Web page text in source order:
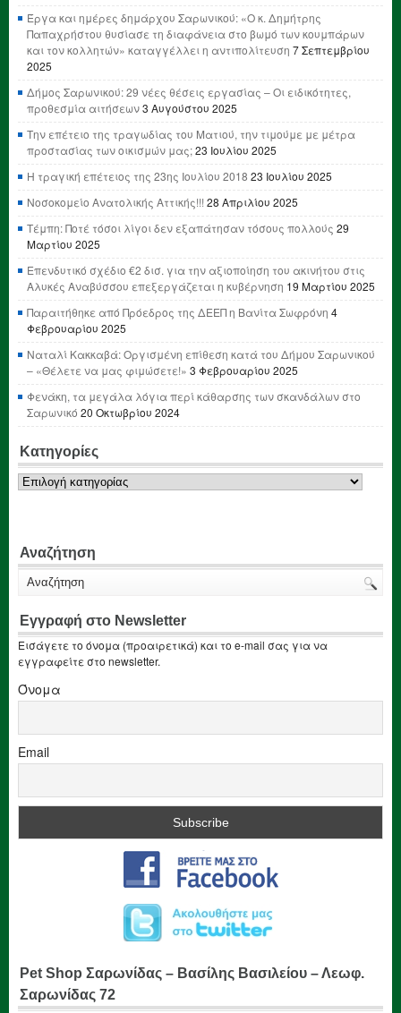
Έργα και ημέρες δημάρχου Σαρωνικού: «Ο κ. Δημήτρης
Παπαχρήστου θυσίασε τη διαφάνεια στο βωμό των κουμπάρων
και τον κολλητών» καταγγέλλει η αντιπολίτευση 7 Σεπτεμβρίου
2025
Δήμος Σαρωνικού: 29 νέες θέσεις εργασίας – Οι ειδικότητες,
προθεσμία αιτήσεων3 Αυγούστου 2025
Την επέτειο της τραγωδίας του Ματιού, την τιμούμε με μέτρα
προστασίας των οικισμών μας;23 Ιουλίου 2025
Η τραγική επέτειος της 23ης Ιουλίου 2018 23 Ιουλίου 2025
Νοσοκομείο Ανατολικής Αττικής!!! 28 Απριλίου 2025
Τέμπη: Ποτέ τόσοι λίγοι δεν εξαπάτησαν τόσους πολλούς 29
Μαρτίου 2025
Επενδυτικό σχέδιο €2 δισ. για την αξιοποίηση του ακινήτου στις
Αλυκές Αναβύσσου επεξεργάζεται η κυβέρνηση 19 Μαρτίου 2025
Παραιτήθηκε από Πρόεδρος της ΔΕΕΠ η Βανίτα Σωφρόνη 4
Φεβρουαρίου 2025
Ναταλί Κακκαβά: Οργισμένη επίθεση κατά του Δήμου Σαρωνικού
– «Θέλετε να μας φιμώσετε!» 3 Φεβρουαρίου 2025
Φενάκη, τα μεγάλα λόγια περί κάθαρσης των σκανδάλων στο
Σαρωνικό 20 Οκτωβρίου 2024
Κατηγορίες
Κατηγορίες
Αναζήτηση
Εγγραφή στο Newsletter
Εισάγετε το όνομα (προαιρετικά) και το e-mail σας για να
εγγραφείτε στο newsletter.
Όνομα
Email
Pet Shop Σαρωνίδας – Βασίλης Βασιλείου – Λεωφ.
Σαρωνίδας 72